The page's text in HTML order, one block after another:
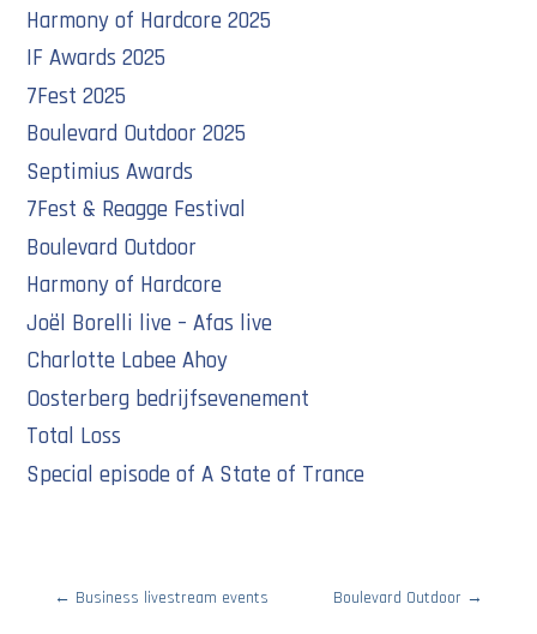
Harmony of Hardcore 2025
IF Awards 2025
7Fest 2025
Boulevard Outdoor 2025
Septimius Awards
7Fest & Reagge Festival
Boulevard Outdoor
Harmony of Hardcore
Joël Borelli live – Afas live
Charlotte Labee Ahoy
Oosterberg bedrijfsevenement
Total Loss
Special episode of A State of Trance
← Business livestream events Boulevard Outdoor →